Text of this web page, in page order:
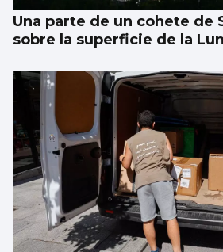
Una parte de un cohete de
sobre la superficie de la